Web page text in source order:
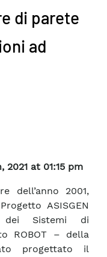
di parete
ad
at 01:15 pm
dell’anno 2001,
ASISGEN
dei Sistemi di
ROBOT – della
progettato il